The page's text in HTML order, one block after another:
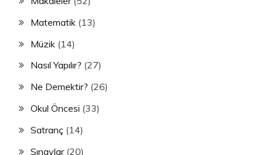
Matematik (13)
Müzik (14)
Nasıl Yapılır? (27)
Ne Demektir? (26)
Okul Öncesi (33)
Satranç (14)
Sınavlar(20)